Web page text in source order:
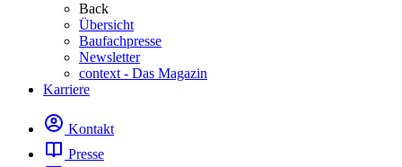
Back
Übersicht
Baufachpresse
Newsletter
context - Das Magazin
Karriere
Kontakt
Presse